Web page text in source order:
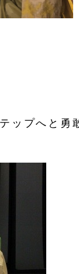
ップへと勇